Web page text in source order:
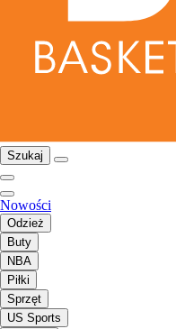
Szukaj
Nowości
Odzież
Buty
NBA
Piłki
Sprzęt
US Sports